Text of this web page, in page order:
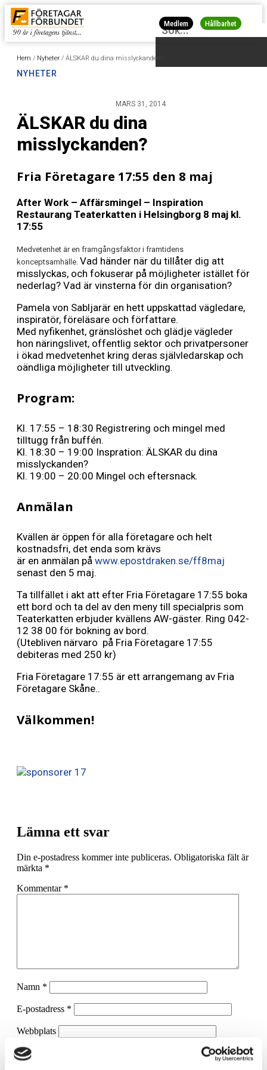
Medlem Hållbarhet
Hem / Nyheter / ÄLSKAR du dina misslyckanden?
NYHETER
MARS 31, 2014
ÄLSKAR du dina
misslyckanden?
Fria Företagare 17:55 den 8 maj
After Work – Affärsmingel – Inspiration
Restaurang Teaterkatten i Helsingborg 8 maj kl.
17:55
Medvetenhet är en framgångsfaktor i framtidens
konceptsamhälle. Vad händer när du tillåter dig att
misslyckas, och fokuserar på möjligheter istället för
nederlag? Vad är vinsterna för din organisation?
Pamela von Sabljarär en hett uppskattad vägledare,
inspiratör, föreläsare och författare.
Med nyfikenhet, gränslöshet och glädje vägleder
hon näringslivet, offentlig sektor och privatpersoner
i ökad medvetenhet kring deras självledarskap och
oändliga möjligheter till utveckling.
Program:
Kl. 17:55 – 18:30 Registrering och mingel med
tilltugg från buffén.
Kl. 18:30 – 19:00 Inspration: ÄLSKAR du dina
misslyckanden?
Kl. 19:00 – 20:00 Mingel och eftersnack.
Anmälan
Kvällen är öppen för alla företagare och helt
kostnadsfri, det enda som krävs
är en anmälan på www.epostdraken.se/ff8maj
senast den 5 maj.
Ta tillfället i akt att efter Fria Företagare 17:55 boka
ett bord och ta del av den meny till specialpris som
Teaterkatten erbjuder kvällens AW-gäster. Ring 042-
12 38 00 för bokning av bord.
(Utebliven närvaro på Fria Företagare 17:55
debiteras med 250 kr)
Fria Företagare 17:55 är ett arrangemang av Fria
Företagare Skåne..
Välkommen!
Lämna ett svar
Din e-postadress kommer inte publiceras. Obligatoriska fält är
märkta *
Kommentar *
Namn *
E-postadress *
Webbplats
Spara mitt namn, min e-postadress och webbplats i denna
webbläsare till nästa gång jag skriver en kommentar.